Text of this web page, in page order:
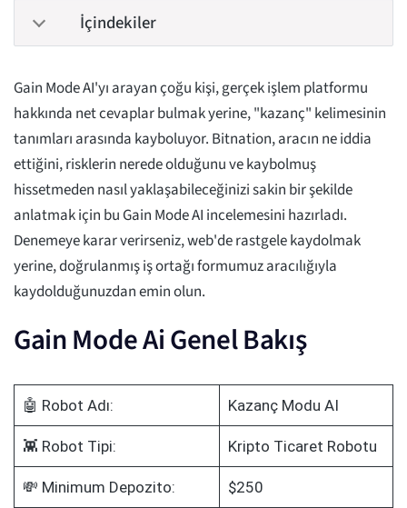
İçindekiler
Gain Mode AI'yı arayan çoğu kişi, gerçek işlem platformu
hakkında net cevaplar bulmak yerine, "kazanç" kelimesinin
tanımları arasında kayboluyor. Bitnation, aracın ne iddia
ettiğini, risklerin nerede olduğunu ve kaybolmuş
hissetmeden nasıl yaklaşabileceğinizi sakin bir şekilde
anlatmak için bu Gain Mode AI incelemesini hazırladı.
Denemeye karar verirseniz, web'de rastgele kaydolmak
yerine, doğrulanmış iş ortağı formumuz aracılığıyla
kaydolduğunuzdan emin olun.
Gain Mode Ai Genel Bakış
🤖 Robot Adı: Kazanç Modu AI
👾 Robot Tipi: Kripto Ticaret Robotu
💸 Minimum Depozito: $250